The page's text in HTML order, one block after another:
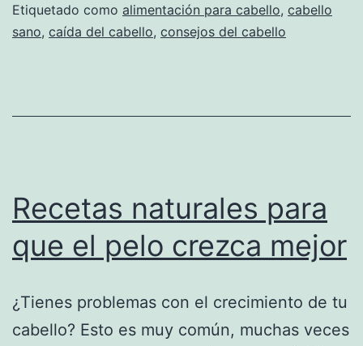
Etiquetado como alimentación para cabello, cabello
sano, caída del cabello, consejos del cabello
Recetas naturales para
que el pelo crezca mejor
¿Tienes problemas con el crecimiento de tu
cabello? Esto es muy común, muchas veces